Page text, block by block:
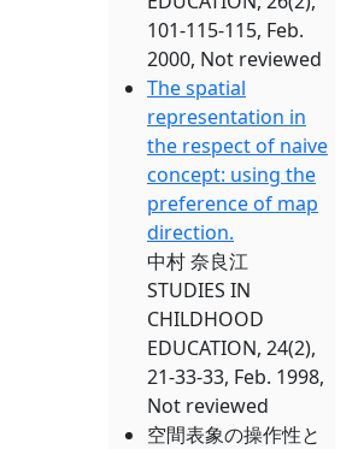
101-115-115, Feb.
2000, Not reviewed
The spatial
representation in
the respect of naive
concept: using the
preference of map
direction.
中村 奈良江
STUDIES IN
CHILDHOOD
EDUCATION, 24(2),
21-33-33, Feb. 1998,
Not reviewed
空間表象の操作性と